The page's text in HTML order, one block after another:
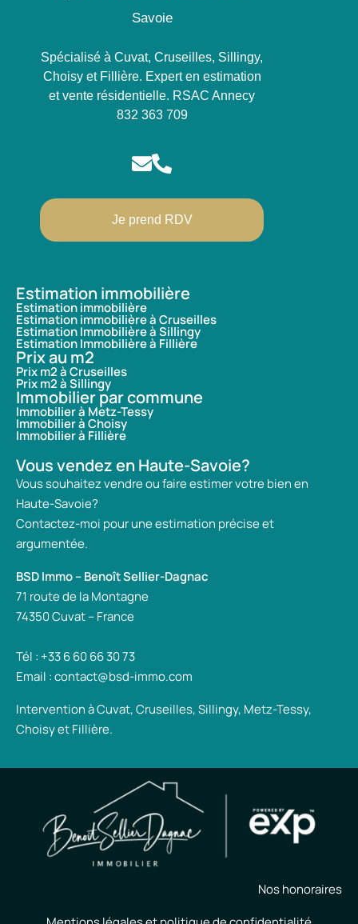
Savoie
Spécialisé à Cuvat, Cruseilles, Sillingy,
Choisy et Fillière. Expert en estimation
et vente résidentielle. RSAC Annecy
832 363 709
Je prend RDV
Estimation immobilière
Estimation immobilière
Estimation immobilière à Cruseilles
Estimation Immobilière à Sillingy
Estimation Immobilière à Fillière
Prix au m2
Prix m2 à Cruseilles
Prix m2 à Sillingy
Immobilier par commune
Immobilier à Metz-Tessy
Immobilier à Choisy
Immobilier à Fillière
Vous vendez en Haute-Savoie?
Vous souhaitez vendre ou faire estimer votre bien en
Haute-Savoie?
Contactez-moi pour une estimation précise et
argumentée.
BSD Immo – Benoît Sellier-Dagnac
71 route de la Montagne
74350 Cuvat – France
Tél : +33 6 60 66 30 73
Email : contact@bsd-immo.com
Intervention à Cuvat, Cruseilles, Sillingy, Metz-Tessy,
Choisy et Fillière.
Nos honoraires